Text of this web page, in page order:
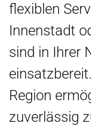
flexiblen
Innenstadt
sind in Ihrer
Region
zuverlässig